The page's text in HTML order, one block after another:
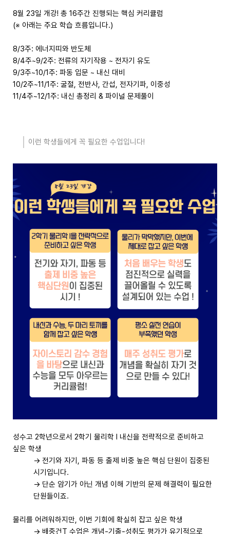
8월 23일 개강! 총 16주간 진행되는 핵심 커리큘럼
(※ 아래는 주요 학습 흐름입니다.)
8/3주: 에너지띠와 반도체
8/4주~9/2주: 전류의 자기작용 ~ 전자기 유도
9/3주~10/1주: 파동 입문 ~ 내신 대비
10/2주~11/1주: 굴절, 전반사, 간섭, 전자기파, 이중성
11/4주~12/1주: 내신 총정리 & 파이널 문제풀이
이런 학생들에게 꼭 필요한 수업입니다!
성수고 2학년으로서 2학기 물리학 I 내신을 전략적으로 준비하고
싶은 학생
→ 전기와 자기, 파동 등 출제 비중 높은 핵심 단원이 집중된
시기입니다.
→ 단순 암기가 아닌 개념 이해 기반의 문제 해결력이 필요한
단원들이죠.
물리를 어려워하지만, 이번 기회에 확실히 잡고 싶은 학생
→ 배중건T 수업은 개념-기출-성취도 평가가 유기적으로